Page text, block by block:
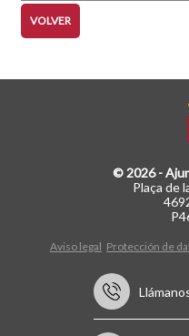
VOLVER
© 2026 -
Plaça de
Aviso legal Protección de